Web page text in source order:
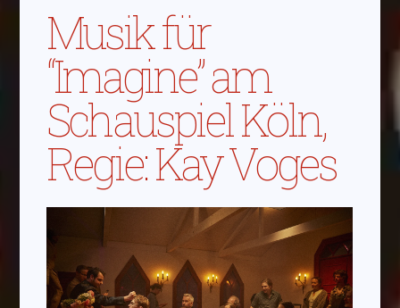
Das Video wird von Youtube eingebettet
abespielt. Es gilt die Datenschutzerklärung von
Google
Musik für
“Imagine” am
Schauspiel Köln,
Regie: Kay Voges